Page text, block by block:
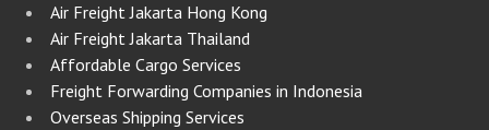
Air Freight Jakarta Hong Kong
Air Freight Jakarta Thailand
Affordable Cargo Services
Freight Forwarding Companies in Indonesia
Overseas Shipping Services